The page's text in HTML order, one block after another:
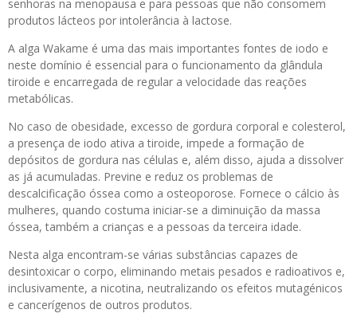
senhoras na menopausa e para pessoas que não consomem
produtos lácteos por intolerância à lactose.
A alga Wakame é uma das mais importantes fontes de iodo e
neste domínio é essencial para o funcionamento da glândula
tiroide e encarregada de regular a velocidade das reações
metabólicas.
No caso de obesidade, excesso de gordura corporal e colesterol,
a presença de iodo ativa a tiroide, impede a formação de
depósitos de gordura nas células e, além disso, ajuda a dissolver
as já acumuladas. Previne e reduz os problemas de
descalcificação óssea como a osteoporose. Fornece o cálcio às
mulheres, quando costuma iniciar-se a diminuição da massa
óssea, também a crianças e a pessoas da terceira idade.
Nesta alga encontram-se várias substâncias capazes de
desintoxicar o corpo, eliminando metais pesados e radioativos e,
inclusivamente, a nicotina, neutralizando os efeitos mutagénicos
e cancerígenos de outros produtos.